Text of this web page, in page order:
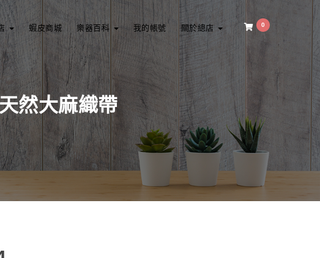
0
蝦皮商城 樂器百科 我的帳號 關於總店
然大麻織帶